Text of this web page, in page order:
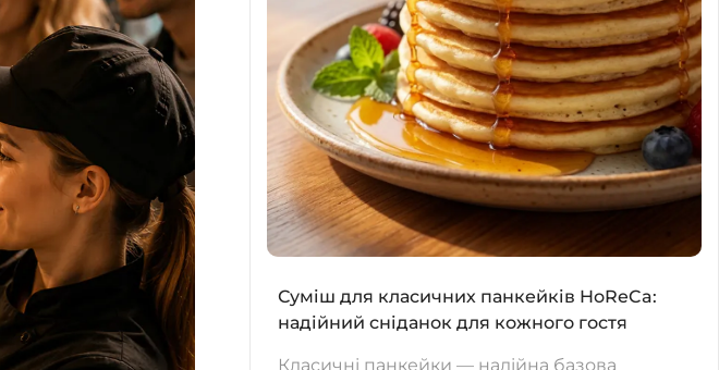
Суміш для класичних панкейків HoReCa:
надійний сніданок для кожного гостя
Класичні панкейки — надійна базова